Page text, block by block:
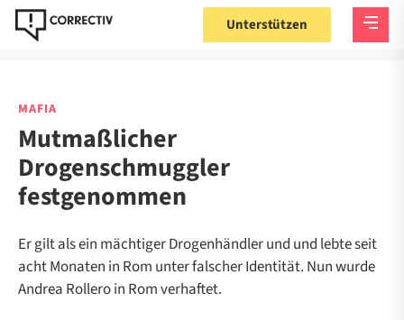
Unterstützen
MAFIA
Mutmaßlicher
Drogenschmuggler
festgenommen
Er gilt als ein mächtiger Drogenhändler und und lebte seit
acht Monaten in Rom unter falscher Identität. Nun wurde
Andrea Rollero in Rom verhaftet.